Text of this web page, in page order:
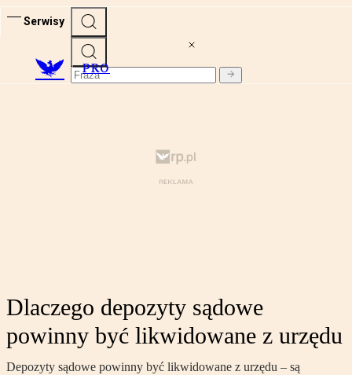
Serwisy
PRO
Dlaczego depozyty sądowe
powinny być likwidowane z urzędu
Depozyty sądowe powinny być likwidowane z urzędu – są